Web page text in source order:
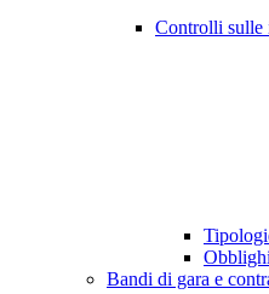
Controlli sulle
Bandi di gara e